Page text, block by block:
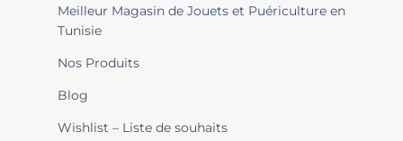
Meilleur Magasin de Jouets et Puériculture en
Tunisie
Nos Produits
Blog
Wishlist – Liste de souhaits